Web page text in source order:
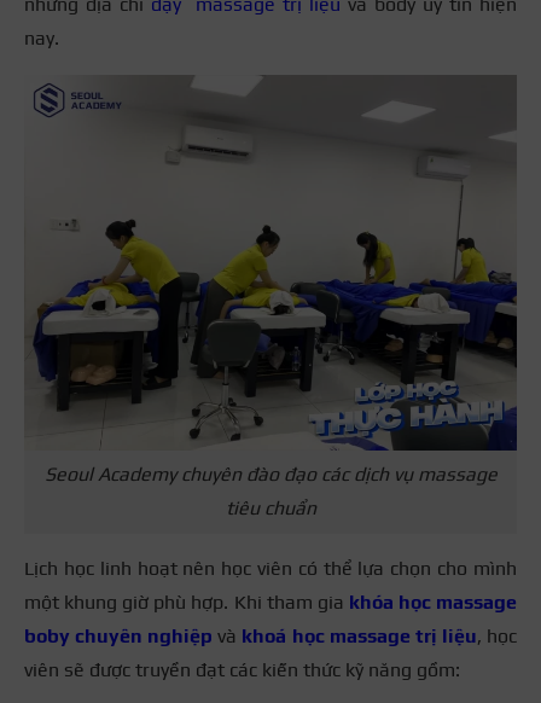
nay.
Seoul Academy chuyên đào đạo các dịch vụ massage
tiêu chuẩn
Lịch học linh hoạt nên học viên có thể lựa chọn cho mình
một khung giờ phù hợp. Khi tham gia khóa học massage
boby chuyên nghiệp và khoá học massage trị liệu, học
viên sẽ được truyền đạt các kiến thức kỹ năng gồm: